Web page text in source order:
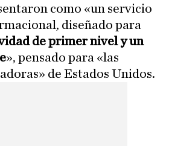
como «un servicio
diseñado para
de primer nivel y un
», pensado para «las
de Estados Unidos.